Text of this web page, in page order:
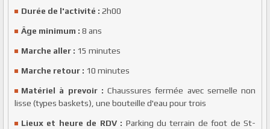
Durée de l'activité : 2h00
Âge minimum : 8 ans
Marche aller : 15 minutes
Marche retour : 10 minutes
Matériel à prevoir : Chaussures fermée avec semelle non
lisse (types baskets), une bouteille d'eau pour trois
Lieux et heure de RDV : Parking du terrain de foot de St-